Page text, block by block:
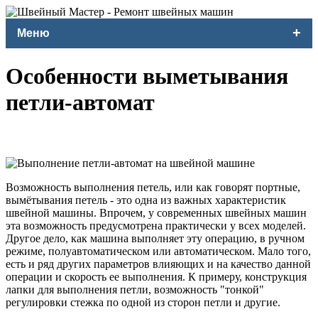
Меню +
Особенности выметывания
петли-автомат
Возможность выполнения петель, или как говорят портные,
вымётывания петель - это одна из важных характеристик
швейной машины. Впрочем, у современных швейных машин
эта возможность предусмотрена практически у всех моделей.
Другое дело, как машина выполняет эту операцию, в ручном
режиме, полуавтоматическом или автоматическом. Мало того,
есть и ряд других параметров влияющих и на качество данной
операции и скорость ее выполнения. К примеру, конструкция
лапки для выполнения петли, возможность "тонкой"
регулировки стежка по одной из сторон петли и другие.